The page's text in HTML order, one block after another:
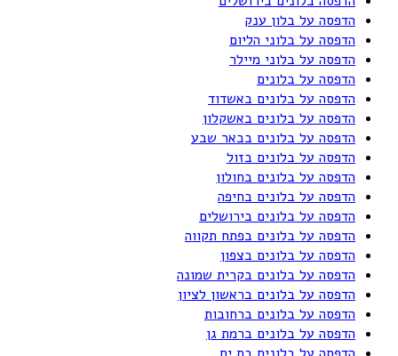
הדפסה על בלון ענק
הדפסה על בלוני הליום
הדפסה על בלוני מיילר
הדפסה על בלונים
הדפסה על בלונים באשדוד
הדפסה על בלונים באשקלון
הדפסה על בלונים בבאר שבע
הדפסה על בלונים בזול
הדפסה על בלונים בחולון
הדפסה על בלונים בחיפה
הדפסה על בלונים בירושלים
הדפסה על בלונים בפתח תקווה
הדפסה על בלונים בצפון
הדפסה על בלונים בקרית שמונה
הדפסה על בלונים בראשון לציון
הדפסה על בלונים ברחובות
הדפסה על בלונים ברמת גן